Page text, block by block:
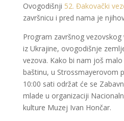
Ovogodišnji 52. Đakovački
završnicu i pred nama je
Program završnog
iz Ukrajine, ovogodišnje
vezova. Kako bi nam još
baštinu, u Strossmayerovom
10:00 sati održat će se
mlade u organizaciji
kulture Muzej Ivan Hončar.